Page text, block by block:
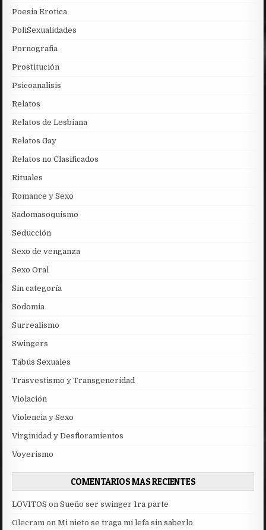
Poesia Erotica
PoliSexualidades
Pornografia
Prostitución
Psicoanalisis
Relatos
Relatos de Lesbiana
Relatos Gay
Relatos no Clasificados
Rituales
Romance y Sexo
Sadomasoquismo
Seducción
Sexo de venganza
Sexo Oral
Sin categoría
Sodomia
Surrealismo
Swingers
Tabús Sexuales
Trasvestismo y Transgeneridad
Violación
Violencia y Sexo
Virginidad y Desfloramientos
Voyerismo
COMENTARIOS MAS RECIENTES
LOVITOS onSueño ser swinger 1ra parte
Olecram onMi nieto se traga mi lefa sin saberlo